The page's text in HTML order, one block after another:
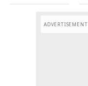
ADVERTISEMENT